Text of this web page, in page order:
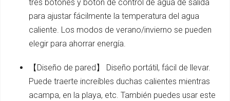
tres botones y botón de control de agua de salida
para ajustar fácilmente la temperatura del agua
caliente. Los modos de verano/invierno se pueden
elegir para ahorrar energía.
【Diseño de pared】 Diseño portátil, fácil de llevar.
Puede traerte increíbles duchas calientes mientras
acampa, en la playa, etc. También puedes usar este